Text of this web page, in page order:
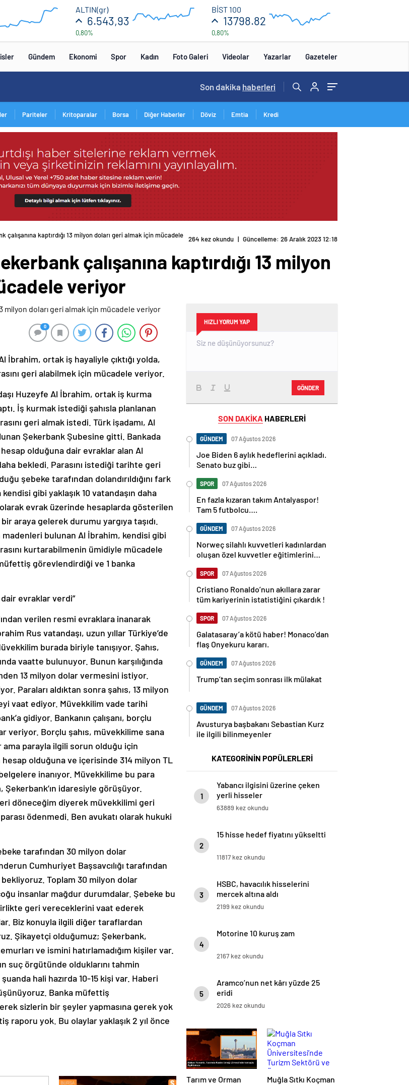
00:00
ALTIN(gr)
6.543,93
0,80%
00:00 00:00
BİST 100
13798.82
0,80%
12:00
Gündem Ekonomi Spor Kadın Foto Galeri Videolar Yazarlar Gazeteler
Son dakika haberleri
Pariteler Kritoparalar Borsa Diğer Haberler Döviz Emtia Kredi
çalışanına kaptırdığı 13 milyon doları geri almak için mücadele
264 kez okundu | Güncelleme: 26 Aralık 2023 12:18
çalışanına kaptırdığı 13 milyon
veriyor
0
İbrahim, ortak iş hayaliyle çıktığı yolda,
geri alabilmek için mücadele veriyor.
Huzeyfe Al İbrahim, ortak iş kurma
İş kurmak istediği şahısla planlanan
geri almak istedi. Türk işadamı, Al
Şekerbank Şubesine gitti. Bankada
olduğuna dair evraklar alan Al
bekledi. Parasını istediği tarihte geri
şebeke tarafından dolandırıldığını fark
gibi yaklaşık 10 vatandaşın daha
olarak evrak üzerinde hesaplarda gösterilen
araya gelerek durumu yargıya taşıdı.
bulunan Al İbrahim, kendisi gibi
kurtarabilmenin ümidiyle mücadele
görevlendirdiği ve 1 banka
evraklar verdi”
verilen resmi evraklara inanarak
Rus vatandaşı, uzun yıllar Türkiye’de
burada biriyle tanışıyor. Şahıs,
vaatte bulunuyor. Bunun karşılığında
13 milyon dolar vermesini istiyor.
Paraları aldıktan sonra şahıs, 13 milyon
vaat ediyor. Müvekkilim vade tarihi
gidiyor. Bankanın çalışanı, borçlu
veriyor. Borçlu şahıs, müvekkilime sana
parayla ilgili sorun olduğu için
olduğuna ve içerisinde 314 milyon TL
inanıyor. Müvekkilime bu para
idaresiyle görüşüyor.
döneceğim diyerek müvekkilimi geri
ödenmedi. Ben avukatı olarak hukuki
tarafından 30 milyon dolar
Cumhuriyet Başsavcılığı tarafından
Toplam 30 milyon dolar
insanlar mağdur durumdalar. Şebeke bu
geri vereceklerini vaat ederek
Biz konuyla ilgili diğer taraflardan
Şikayetçi olduğumuz; Şekerbank,
ve ismini hatırlamadığım kişiler var.
suç örgütünde olduklarını tahmin
hali hazırda 10-15 kişi var. Haberi
Banka müfettiş
sizlerin bir şeyler yapmasına gerek yok
yok. Bu olaylar yaklaşık 2 yıl önce
HIZLI YORUM YAP
GÖNDER
SON DAKİKA HABERLERİ
GÜNDEM 07 Ağustos 2026
Joe Biden 6 aylık hedeflerini açıkladı.
Senato buz gibi…
SPOR 07 Ağustos 2026
En fazla kızaran takım Antalyaspor!
Tam 5 futbolcu….
GÜNDEM 07 Ağustos 2026
Norweç silahlı kuvvetleri kadınlardan
oluşan özel kuvvetler eğitimlerini
SPOR 07 Ağustos 2026
Cristiano Ronaldo’nun akıllara zarar
tüm kariyerinin istatistiğini çıkardık !
SPOR 07 Ağustos 2026
Galatasaray’a kötü haber! Monaco’dan
flaş Onyekuru kararı.
GÜNDEM 07 Ağustos 2026
Trump’tan seçim sonrası ilk mülakat
GÜNDEM 07 Ağustos 2026
Avusturya başbakanı Sebastian Kurz
ile ilgili bilinmeyenler
KATEGORİNİN POPÜLERLERİ
1
Yabancı ilgisini üzerine çeken
yerli hisseler
63889 kez okundu
2
15 hisse hedef fiyatını yükseltti
11817 kez okundu
3
HSBC, havacılık hisselerini
mercek altına aldı
2199 kez okundu
4
Motorine 10 kuruş zam
2167 kez okundu
5
Aramco’nun net kârı yüzde 25
eridi
2026 kez okundu
Tarım ve Orman
Muğla Sıtkı Koçman